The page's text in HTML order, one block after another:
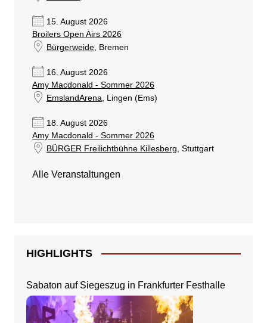
15. August 2026
Broilers Open Airs 2026
Bürgerweide, Bremen
16. August 2026
Amy Macdonald - Sommer 2026
EmslandArena , Lingen (Ems)
18. August 2026
Amy Macdonald - Sommer 2026
BÜRGER Freilichtbühne Killesberg , Stuttgart
Alle Veranstaltungen
HIGHLIGHTS
Sabaton auf Siegeszug in Frankfurter Festhalle